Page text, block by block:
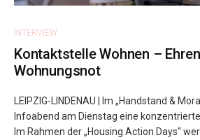
INTERVIEW
Kontaktstelle Wohnen –
Wohnungsnot
LEIPZIG-LINDENAU | Im „Handstand &
Infoabend am Dienstag eine
Im Rahmen der „Housing Action Days“